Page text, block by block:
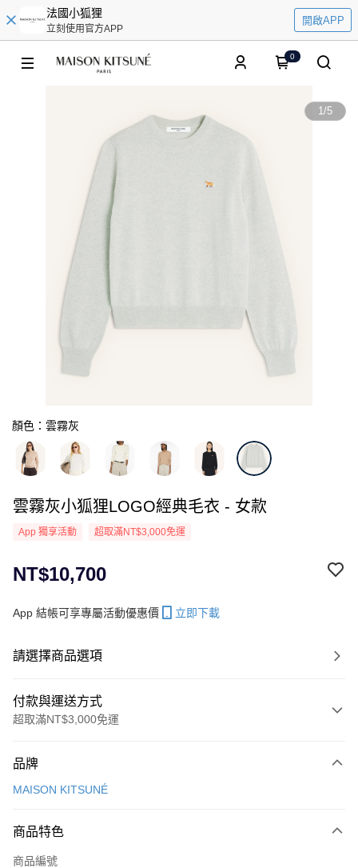
法國小狐狸
立刻使用官方APP
開啟APP
0
1/5
顏色：雲霧灰
雲霧灰小狐狸LOGO經典毛衣 - 女款
App 獨享活動 超取滿NT$3,000免運
NT$10,700
App 結帳可享專屬活動優惠價 立即下載
請選擇商品選項
付款與運送方式
超取滿NT$3,000免運
信用卡一次付款
ATM付款
品牌
MAISON KITSUNÉ
商品特色
商品編號